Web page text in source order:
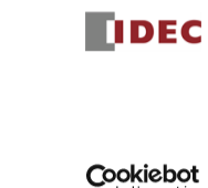
Rapports de vulnérabilité
Outils de sélection
Nous contacter